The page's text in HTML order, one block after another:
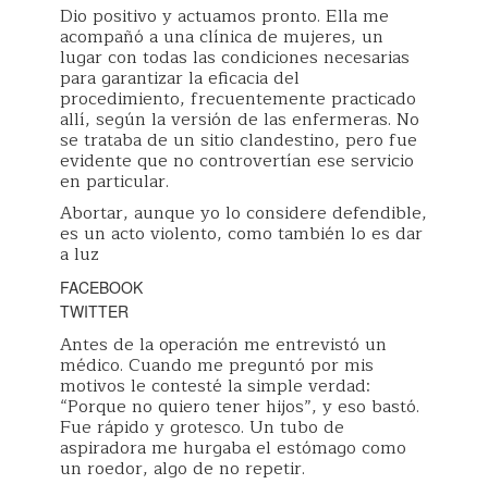
Dio positivo y actuamos pronto. Ella me
acompañó a una clínica de mujeres, un
lugar con todas las condiciones necesarias
para garantizar la eficacia del
procedimiento, frecuentemente practicado
allí, según la versión de las enfermeras. No
se trataba de un sitio clandestino, pero fue
evidente que no controvertían ese servicio
en particular.
Abortar, aunque yo lo considere defendible,
es un acto violento, como también lo es dar
a luz
FACEBOOK
TWITTER
Antes de la operación me entrevistó un
médico. Cuando me preguntó por mis
motivos le contesté la simple verdad:
“Porque no quiero tener hijos”, y eso bastó.
Fue rápido y grotesco. Un tubo de
aspiradora me hurgaba el estómago como
un roedor, algo de no repetir.